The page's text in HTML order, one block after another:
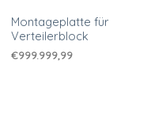
Montageplatte für
Verteilerblock
€999.999,99